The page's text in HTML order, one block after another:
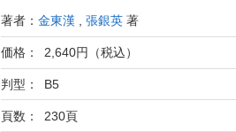
著者： 金東漢 , 張銀英 著
価格： 2,640円（税込）
判型： B5
頁数： 230頁